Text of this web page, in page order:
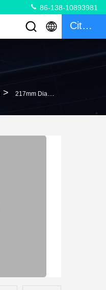
86-138-10893981
Citazione
> 217mm Diametro Dissuasori Automatici Ad Alta Sicurezza Con Grado Di Protezione IP68 Per Viali E Aree Di Parcheggio